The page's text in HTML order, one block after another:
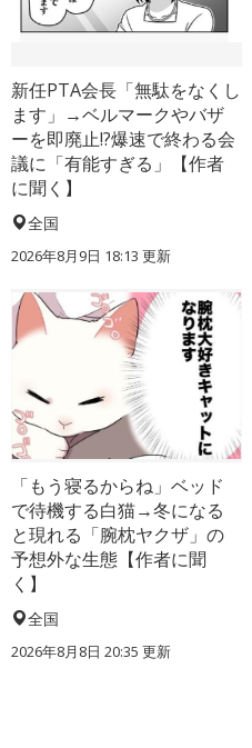
新任PTA会長「無駄をなくし
ます」→ベルマークやバザ
ーを即廃止!?爆速で終わる会
議に「有能すぎる」【作者
に聞く】
全国
2026年8月9日 18:13 更新
「もう寝るからね」ベッド
で待機する白猫→冬になる
と現れる「腕枕ヤクザ」の
予想外な生態【作者に聞
く】
全国
2026年8月8日 20:35 更新